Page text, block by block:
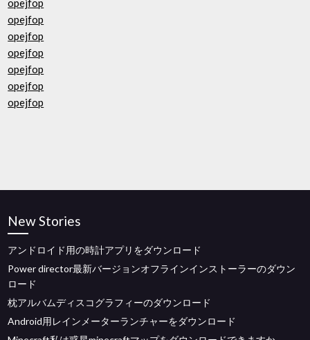
opejfop
opejfop
opejfop
opejfop
opejfop
opejfop
opejfop
New Stories
アンドロイド用の時計アプリをダウンロード
Power director最新バージョンオフラインインストーラーのダウン
ロード
枕アルバムディスコグラフィーのダウンロード
Android用レインメーターランチャーをダウンロード